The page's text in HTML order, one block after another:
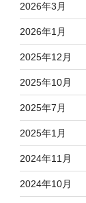
2026年3月
2026年1月
2025年12月
2025年10月
2025年7月
2025年1月
2024年11月
2024年10月